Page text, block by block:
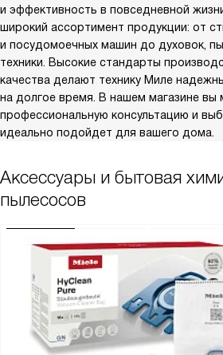
и эффективность в повседневной
широкий ассортимент продукции: от
и посудомоечных машин до духовок,
техники. Высокие стандарты
качества делают технику Миле
на долгое время. В нашем магазине вы
профессиональную консультацию и
идеально подойдет для вашего дома.
Аксессуары и бытовая
пылесосов